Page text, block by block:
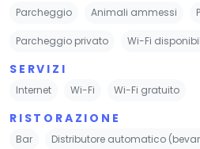
Parcheggio Animali ammessi
Parcheggio privato Wi-Fi
SERVIZI
Internet Wi-Fi Wi-Fi gratuito
RISTORAZIONE
Bar Distributore automatico